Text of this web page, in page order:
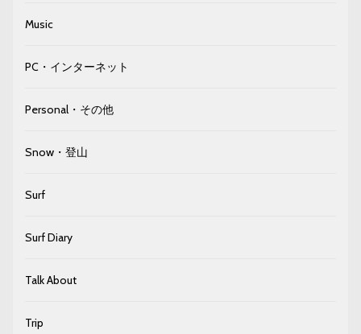
Music
PC・インターネット
Personal・その他
Snow・登山
Surf
Surf Diary
Talk About
Trip